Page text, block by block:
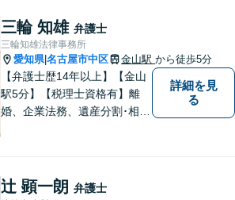
ます。誰にも話せず抱えてき
た不安を、どうぞお聞かせく
ださい。【電話・WEB相談も
対応可能】
三輪 知雄 弁護士
三輪知雄法律事務所
愛知県|名古屋市中区 金山駅 から徒歩5分
【弁護士歴14年以上】【金山
駅5分】【税理士資格有】離
婚、企業法務、遺産分割･相続
解決。【公式LINE】連絡も便
詳細を見
る
辻 顕一朗 弁護士